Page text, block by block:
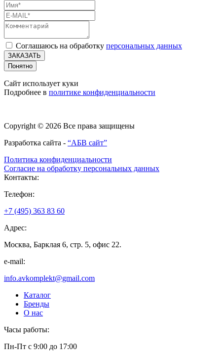
Соглашаюсь на обработку персональных данных
ЗАКАЗАТЬ
Понятно
Сайт использует куки
Подробнее в политике конфиденциальности
Copyright © 2026 Все права защищены
Разработка сайта - “АБВ сайт”
Политика конфиденциальности
Согласие на обработку персональных данных
Контакты:
Телефон:
+7 (495) 363 83 60
Адрес:
Москва, Барклая 6, стр. 5, офис 22.
e-mail:
info.avkomplekt@gmail.com
Каталог
Бренды
О нас
Часы работы:
Пн-Пт с 9:00 до 17:00